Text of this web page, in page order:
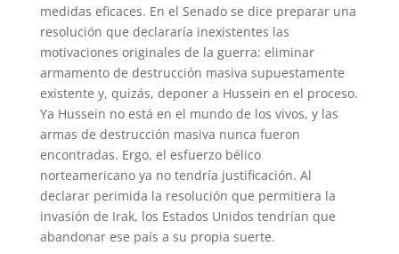
medidas eficaces. En el Senado se dice preparar una
resolución que declararía inexistentes las
motivaciones originales de la guerra: eliminar
armamento de destrucción masiva supuestamente
existente y, quizás, deponer a Hussein en el proceso.
Ya Hussein no está en el mundo de los vivos, y las
armas de destrucción masiva nunca fueron
encontradas. Ergo, el esfuerzo bélico
norteamericano ya no tendría justificación. Al
declarar perimida la resolución que permitiera la
invasión de Irak, los Estados Unidos tendrían que
abandonar ese país a su propia suerte.